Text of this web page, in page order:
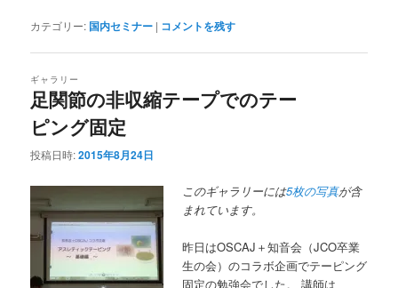
カテゴリー: 国内セミナー | コメントを残す
足関節の非収縮テープでのテー
ピング固定
ギャラリー
投稿日時:2015年8月24日
このギャラリーには5枚の写真が含
まれています。
昨日はOSCAJ＋知音会（JCO卒業
生の会）のコラボ企画でテーピング
固定の勉強会でした。 講師は